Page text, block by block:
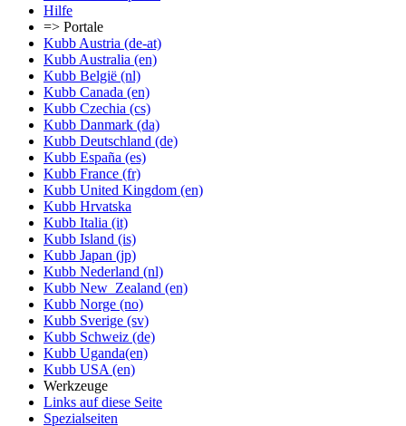
Hilfe
=> Portale
Kubb Austria (de-at)
Kubb Australia (en)
Kubb België (nl)
Kubb Canada (en)
Kubb Czechia (cs)
Kubb Danmark (da)
Kubb Deutschland (de)
Kubb España (es)
Kubb France (fr)
Kubb United Kingdom (en)
Kubb Hrvatska
Kubb Italia (it)
Kubb Island (is)
Kubb Japan (jp)
Kubb Nederland (nl)
Kubb New_Zealand (en)
Kubb Norge (no)
Kubb Sverige (sv)
Kubb Schweiz (de)
Kubb Uganda(en)
Kubb USA (en)
Werkzeuge
Links auf diese Seite
Spezialseiten